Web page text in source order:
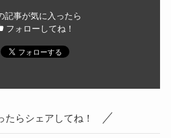
記事が気に入ったら
フォローしてね！
たらシェアしてね！